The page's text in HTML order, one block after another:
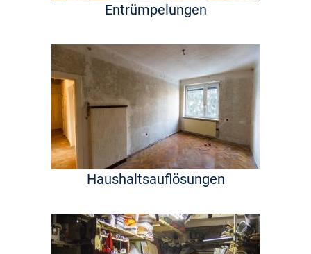
Entrümpelungen
Haushaltsauflösungen